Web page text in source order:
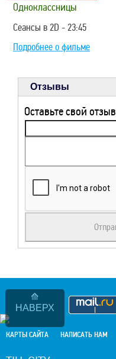
НАВЕРХ
Одноклассницы
Сеансы в 2D - 23:45
Подробнее о фильме
Отзывы
Оставьте свой отзыв
КАРТЫ САЙТА НАПИСАТЬ НАМ